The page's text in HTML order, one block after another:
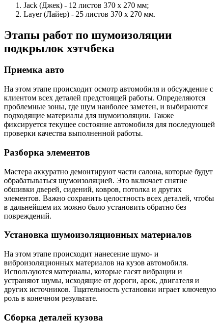
Jack (Джек) - 12 листов 370 х 270 мм;
Layer (Лайер) - 25 листов 370 х 270 мм.
Этапы работ по шумоизоляции
подкрылок хэтчбека
Приемка авто
На этом этапе происходит осмотр автомобиля и обсуждение с
клиентом всех деталей предстоящей работы. Определяются
проблемные зоны, где шум наиболее заметен, и выбираются
подходящие материалы для шумоизоляции. Также
фиксируется текущее состояние автомобиля для последующей
проверки качества выполненной работы.
Разборка элементов
Мастера аккуратно демонтируют части салона, которые будут
обрабатываться шумоизоляцией. Это включает снятие
обшивки дверей, сидений, ковров, потолка и других
элементов. Важно сохранить целостность всех деталей, чтобы
в дальнейшем их можно было установить обратно без
повреждений.
Установка шумоизоляционных материалов
На этом этапе происходит нанесение шумо- и
виброизоляционных материалов на кузов автомобиля.
Используются материалы, которые гасят вибрации и
устраняют шумы, исходящие от дороги, арок, двигателя и
других источников. Тщательность установки играет ключевую
роль в конечном результате.
Сборка деталей кузова